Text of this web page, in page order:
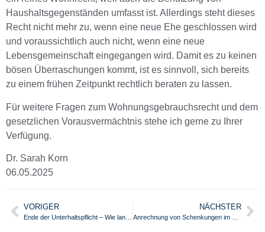
Haushaltsgegenständen umfasst ist. Allerdings steht dieses
Recht nicht mehr zu, wenn eine neue Ehe geschlossen wird
und voraussichtlich auch nicht, wenn eine neue
Lebensgemeinschaft eingegangen wird. Damit es zu keinen
bösen Überraschungen kommt, ist es sinnvoll, sich bereits
zu einem frühen Zeitpunkt rechtlich beraten zu lassen.
Für weitere Fragen zum Wohnungsgebrauchsrecht und dem
gesetzlichen Vorausvermächtnis stehe ich gerne zu Ihrer
Verfügung.
Dr. Sarah Korn
06.05.2025
VORIGER NÄCHSTER